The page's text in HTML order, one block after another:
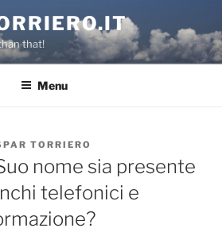
that!
Menu
TORRIERO
nome sia presente
telefonici e